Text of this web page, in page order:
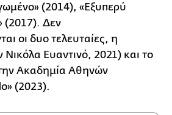
(2014), «Εξυπερύ
(2017). Δεν
οι δυο τελευταίες, η
Ευαντινό, 2021) και το
Ακαδημία Αθηνών
(2023).